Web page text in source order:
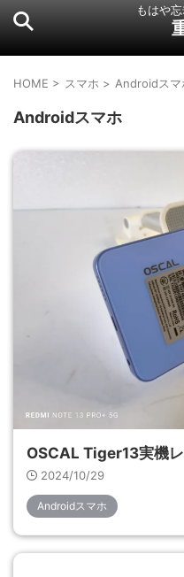
もはや
HOME > スマホ > Androidスマ
Androidスマホ
OSCAL Tiger13実機
2024/10/29
Androidスマホ